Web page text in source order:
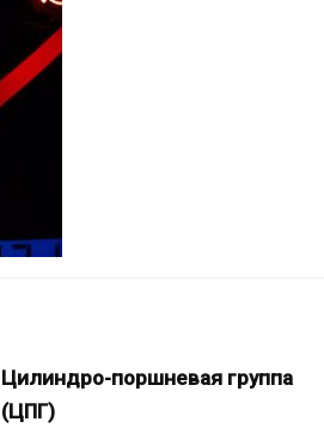
Цилиндро-поршневая группа
(ЦПГ)